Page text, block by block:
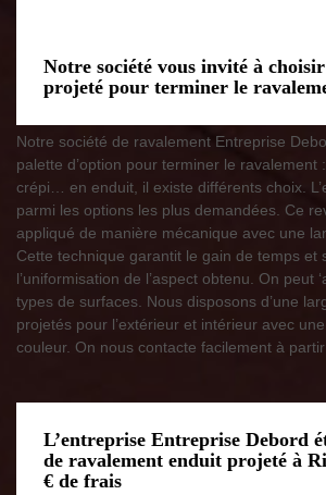
Notre société vous invité à
projeté pour terminer le
Notre société de ravalement Entreprise
palette d’option pour terminer le ravalement
crépi… en enduit, il existe différents choix.
parmi les options les plus demandées. Ce
appliqué de manière mécanique avec une
Cette technique garantit le gain de temps et
l’uniformisation de l’aspect obtenu. On peut
types de surfaces. Nous disposons d’une
projetés pour l’extérieur et intérieur avec
couleur. On nous contacte facilement à partir
L’entreprise Entreprise Debord
de ravalement enduit projeté à
€ de frais